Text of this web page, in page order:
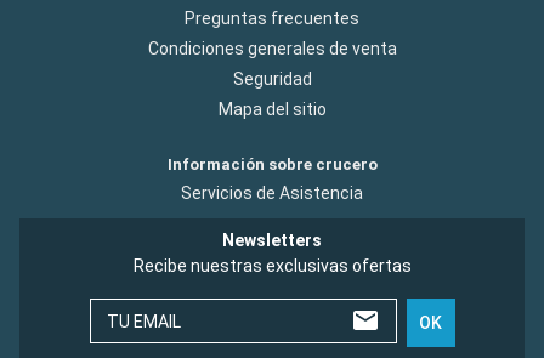
Preguntas frecuentes
Condiciones generales de venta
Seguridad
Mapa del sitio
Información sobre crucero
Servicios de Asistencia
Newsletters
Recibe nuestras exclusivas ofertas
TU EMAIL OK